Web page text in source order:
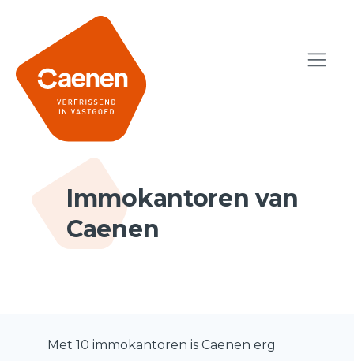
Immokantoren van
Caenen
Met 10 immokantoren is Caenen erg